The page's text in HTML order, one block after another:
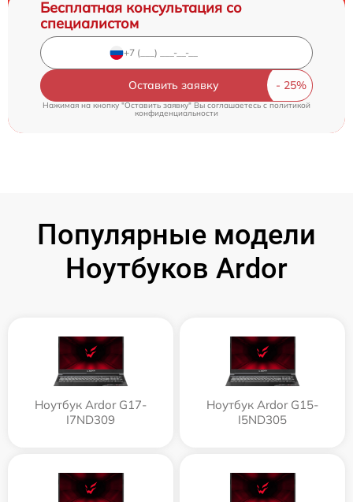
Бесплатная консультация со
специалистом
Оставить заявку
Нажимая на кнопку "Оставить заявку" Вы соглашаетесь cполитикой
конфиденциальности
Популярные модели
Ноутбуков Ardor
Ноутбук Ardor G17-
I7ND309
Ноутбук Ardor G15-
I5ND305